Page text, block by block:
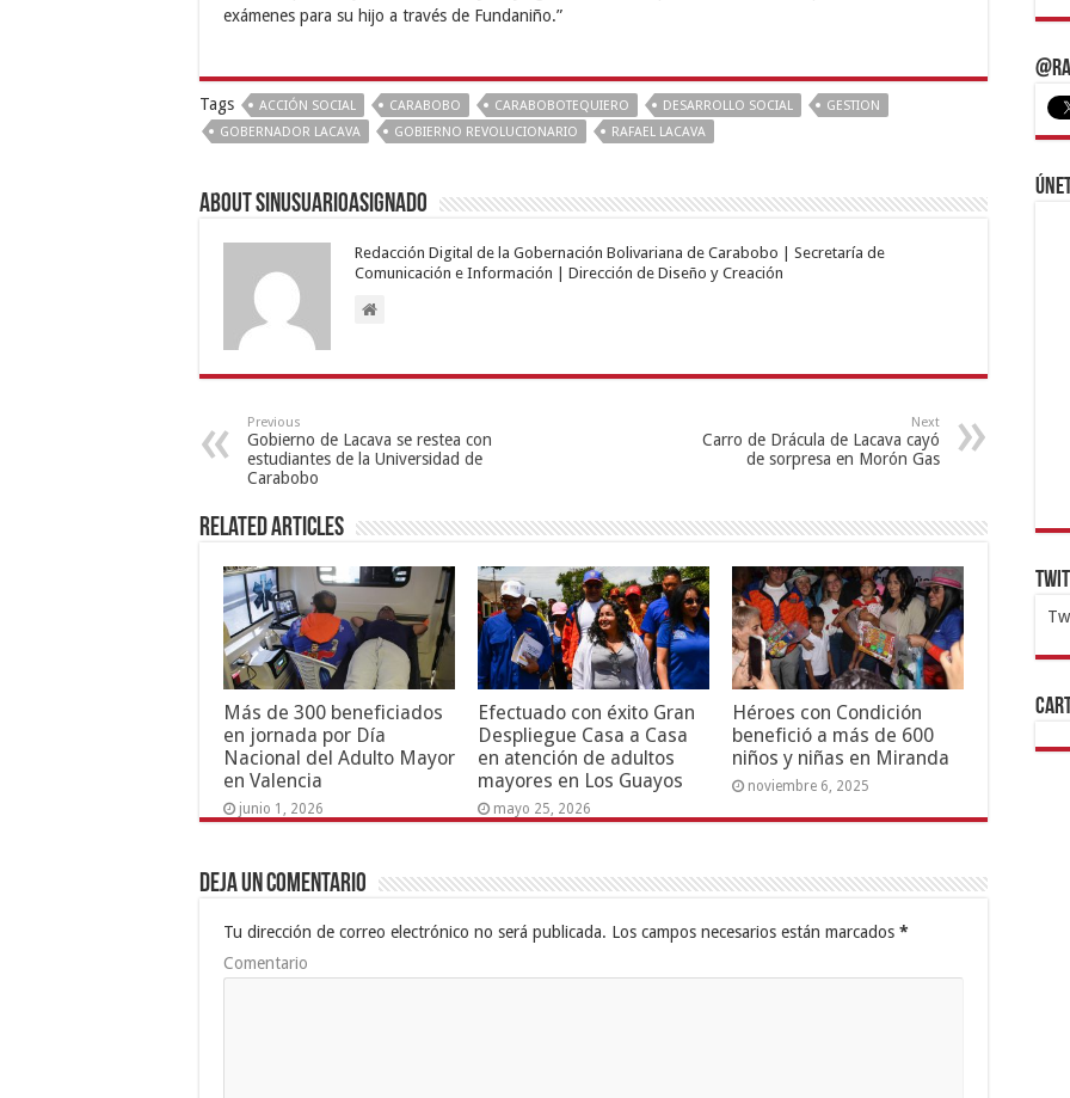
exámenes para su hijo a través de Fundaniño.”
Tags ACCIÓN SOCIAL CARABOBO CARABOBOTEQUIERO DESARROLLO SOCIAL
GESTION
GOBERNADOR LACAVA
GOBIERNO REVOLUCIONARIO RAFAEL LACAVA
About sinusuarioasignado
Redacción Digital de la Gobernación Bolivariana de Carabobo | Secretaría de
Comunicación e Información | Dirección de Diseño y Creación
Previous
Gobierno de Lacava se restea con
estudiantes de la Universidad de
Carabobo
Next
Carro de Drácula de Lacava cayó
de sorpresa en Morón Gas
Related Articles
Más de 300 beneficiados
en jornada por Día
Nacional del Adulto Mayor
en Valencia
junio 1, 2026
Efectuado con éxito Gran
Despliegue Casa a Casa
en atención de adultos
mayores en Los Guayos
mayo 25, 2026
Héroes con Condición
benefició a más de 600
niños y niñas en Miranda
noviembre 6, 2025
Deja un comentario
Tu dirección de correo electrónico no será publicada. Los campos necesarios están marcados *
Comentario